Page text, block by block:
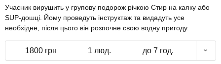
Учасник вирушить у групову подорож річкою Стир на каяку або
SUP-дошці. Йому проведуть інструктаж та видадуть усе
необхідне, після цього він розпочне свою водну пригоду.
1800 грн 1 люд. до 7 год.